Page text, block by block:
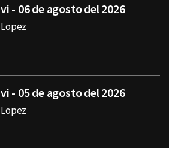
- 06 de agosto del 2026
- 05 de agosto del 2026